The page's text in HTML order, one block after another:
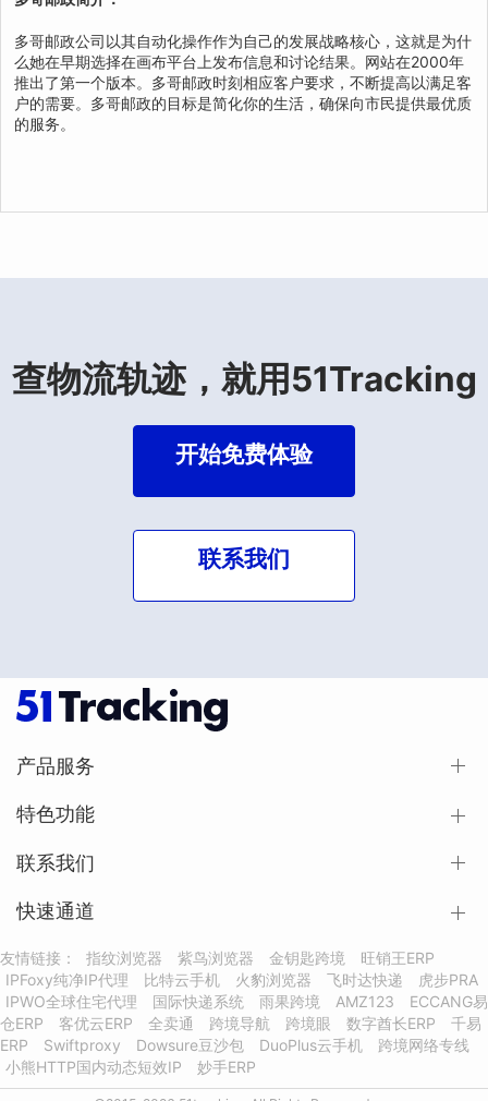
多哥邮政公司以其自动化操作作为自己的发展战略核心，这就是为什
么她在早期选择在画布平台上发布信息和讨论结果。网站在2000年
推出了第一个版本。多哥邮政时刻相应客户要求，不断提高以满足客
户的需要。多哥邮政的目标是简化你的生活，确保向市民提供最优质
的服务。
查物流轨迹，就用51Tracking
开始免费体验
联系我们
产品服务
特色功能
联系我们
快速通道
友情链接： 指纹浏览器 紫鸟浏览器 金钥匙跨境
旺销王ERP
IPFoxy纯净IP代理
比特云手机 火豹浏览器 飞时达快递
虎步PRA
IPWO全球住宅代理
国际快递系统 雨果跨境 AMZ123
ECCANG易
仓ERP
客优云ERP 全卖通 跨境导航 跨境眼 数字酋长ERP
千易
ERP
Swiftproxy Dowsure豆沙包 DuoPlus云手机
跨境网络专线
小熊HTTP国内动态短效IP
妙手ERP